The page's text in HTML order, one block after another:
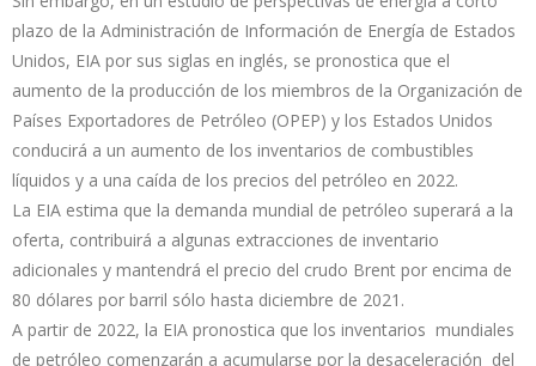
plazo de la Administración de Información de Energía de Estados
Unidos, EIA por sus siglas en inglés, se pronostica que el
aumento de la producción de los miembros de la Organización de
Países Exportadores de Petróleo (OPEP) y los Estados Unidos
conducirá a un aumento de los inventarios de combustibles
líquidos y a una caída de los precios del petróleo en 2022.
La EIA estima que la demanda mundial de petróleo superará a la
oferta, contribuirá a algunas extracciones de inventario
adicionales y mantendrá el precio del crudo Brent por encima de
80 dólares por barril sólo hasta diciembre de 2021.
A partir de 2022, la EIA pronostica que los inventarios mundiales
de petróleo comenzarán a acumularse por la desaceleración del